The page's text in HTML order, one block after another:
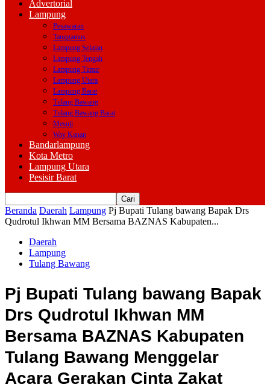
Advertorial
Lampung
Pesawaran
Tanggamus
Lampung Selatan
Lampung Tengah
Lampung Timur
Lampung Utara
Lampung Barat
Tulang Bawang
Tulang Bawang Barat
Mesuji
Way Kanan
Bandarlampung
Kota Metro
Lampung Utara
Pesisir Barat
Beranda Daerah Lampung Pj Bupati Tulang bawang Bapak Drs
Qudrotul Ikhwan MM Bersama BAZNAS Kabupaten...
Daerah
Lampung
Tulang Bawang
Pj Bupati Tulang bawang Bapak
Drs Qudrotul Ikhwan MM
Bersama BAZNAS Kabupaten
Tulang Bawang Menggelar
Acara Gerakan Cinta Zakat